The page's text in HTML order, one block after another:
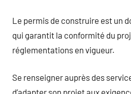
Le permis de construire est un
qui garantit la conformité du
réglementations en vigueur.
Se renseigner auprès des
d’adapter son projet aux